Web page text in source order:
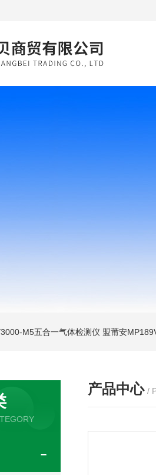
M5五合一气体检测仪 盟莆安
产品中心 /